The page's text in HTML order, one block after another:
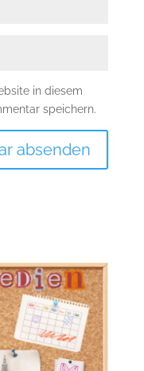
in diesem
speichern.